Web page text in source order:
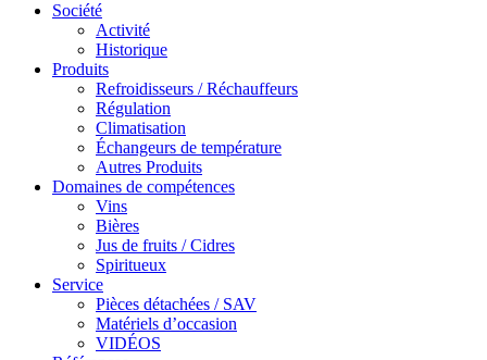
Société
Activité
Historique
Produits
Refroidisseurs / Réchauffeurs
Régulation
Climatisation
Échangeurs de température
Autres Produits
Domaines de compétences
Vins
Bières
Jus de fruits / Cidres
Spiritueux
Service
Pièces détachées / SAV
Matériels d’occasion
VIDÉOS